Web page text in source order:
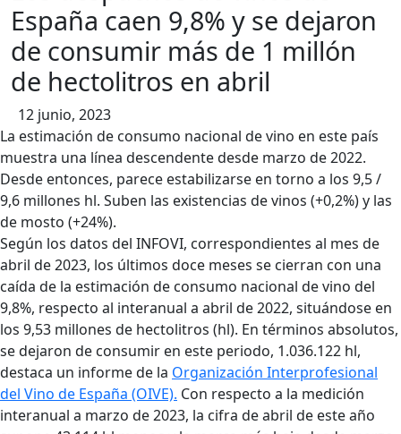
España caen 9,8% y se dejaron
de consumir más de 1 millón
de hectolitros en abril
12 junio, 2023
La estimación de consumo nacional de vino en este país
muestra una línea descendente desde marzo de 2022.
Desde entonces, parece estabilizarse en torno a los 9,5 /
9,6 millones hl. Suben las existencias de vinos (+0,2%) y las
de mosto (+24%).
Según los datos del INFOVI, correspondientes al mes de
abril de 2023, los últimos doce meses se cierran con una
caída de la estimación de consumo nacional de vino del
9,8%, respecto al interanual a abril de 2022, situándose en
los 9,53 millones de hectolitros (hl). En términos absolutos,
se dejaron de consumir en este periodo, 1.036.122 hl,
destaca un informe de la Organización Interprofesional
del Vino de España (OIVE). Con respecto a la medición
interanual a marzo de 2023, la cifra de abril de este año